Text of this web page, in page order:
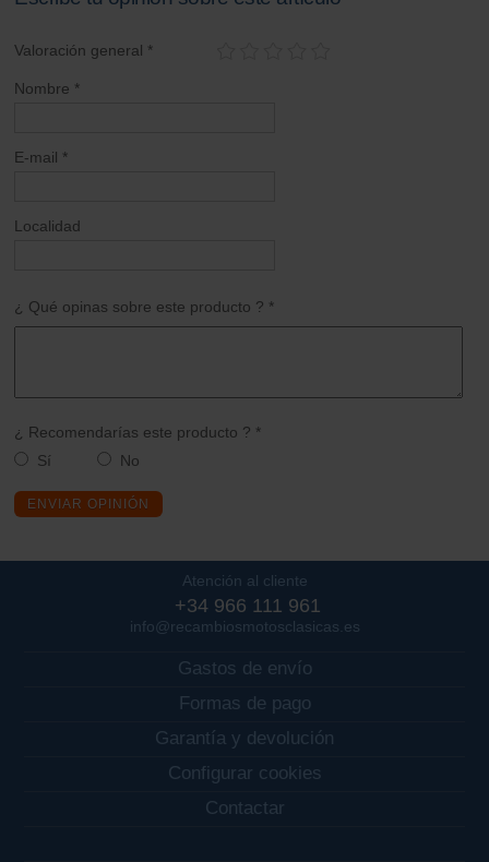
Valoración general *
Nombre *
E-mail *
Localidad
¿ Qué opinas sobre este producto ? *
¿ Recomendarías este producto ? *
Sí
No
ENVIAR OPINIÓN
Atención al cliente
+34 966 111 961
info@recambiosmotosclasicas.es
Gastos de envío
Formas de pago
Garantía y devolución
Configurar cookies
Contactar